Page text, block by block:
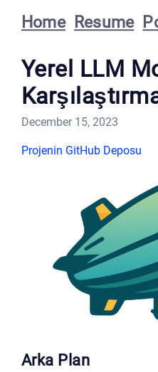
Home Resume
Yerel LLM
December 15, 2023
Projenin GitHub Deposu
Arka Plan